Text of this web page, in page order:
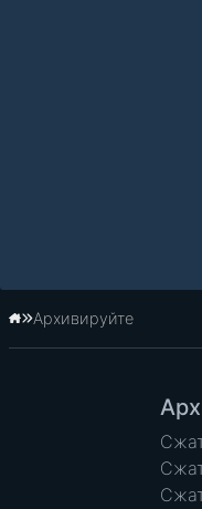
Главная
Архивируйте